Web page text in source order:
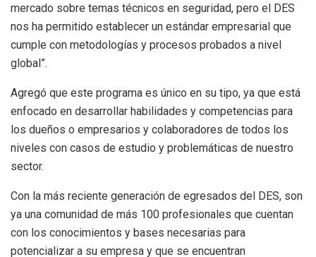
mercado sobre temas técnicos en seguridad, pero el DES
nos ha permitido establecer un estándar empresarial que
cumple con metodologías y procesos probados a nivel
global”.
Agregó que este programa es único en su tipo, ya que está
enfocado en desarrollar habilidades y competencias para
los dueños o empresarios y colaboradores de todos los
niveles con casos de estudio y problemáticas de nuestro
sector.
Con la más reciente generación de egresados del DES, son
ya una comunidad de más 100 profesionales que cuentan
con los conocimientos y bases necesarias para
potencializar a su empresa y que se encuentran